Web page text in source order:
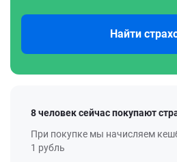
Найти
8 человек сейчас покупают
При покупке мы начисляем
1 рубль